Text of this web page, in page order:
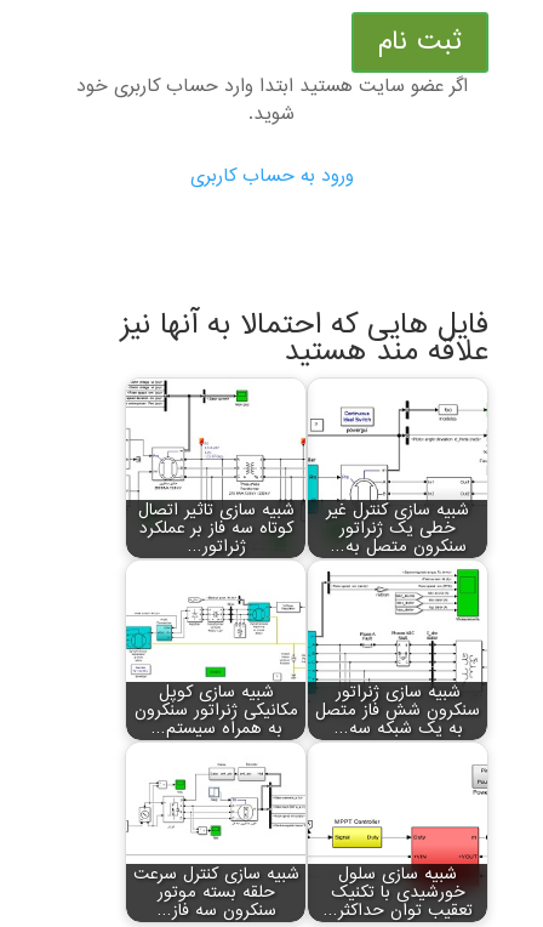
ثبت نام
اگر عضو سایت هستید ابتدا وارد حساب کاربری خود
شوید.
ورود به حساب کاربری
فایل هایی که احتمالا به آنها نیز
علاقه مند هستید
شبیه سازی کنترل غیر
خطی یک ژنراتور
سنکرون متصل به…
شبیه سازی تاثیر اتصال
کوتاه سه فاز بر عملکرد
ژنراتور…
شبیه سازی ژنراتور
سنکرون شش فاز متصل
به یک شبکه سه…
شبیه سازی کوپل
مکانیکی ژنراتور سنکرون
به همراه سیستم…
شبیه سازی سلول
خورشیدی با تکنیک
تعقیب توان حداکثر…
شبیه سازی کنترل سرعت
حلقه بسته موتور
سنکرون سه فاز…